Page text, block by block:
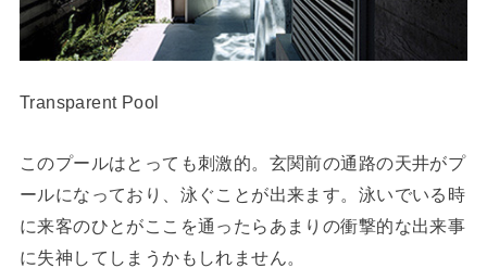
Transparent Pool
このプールはとっても刺激的。玄関前の通路の天井がプ
ールになっており、泳ぐことが出来ます。泳いでいる時
に来客のひとがここを通ったらあまりの衝撃的な出来事
に失神してしまうかもしれません。